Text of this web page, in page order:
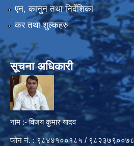
एन, कानुन तथा निर्देशिका
कर तथा शुल्कहरु
सूचना अधिकारी
नाम :- विजय कुमार यादव
फोन नं. : ९८४४१००१८५ / ९८२३७९००७८